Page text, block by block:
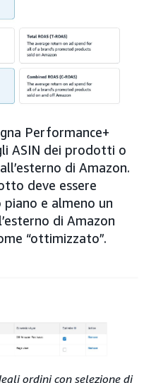
Performance+
ASIN dei prodotti o
di Amazon.
deve essere
e almeno un
di Amazon
“ottimizzato”.
ordini con selezione di